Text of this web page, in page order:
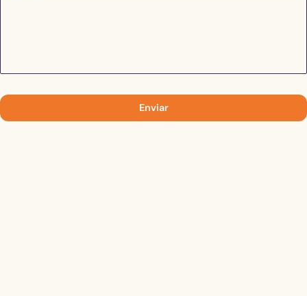
Enviar